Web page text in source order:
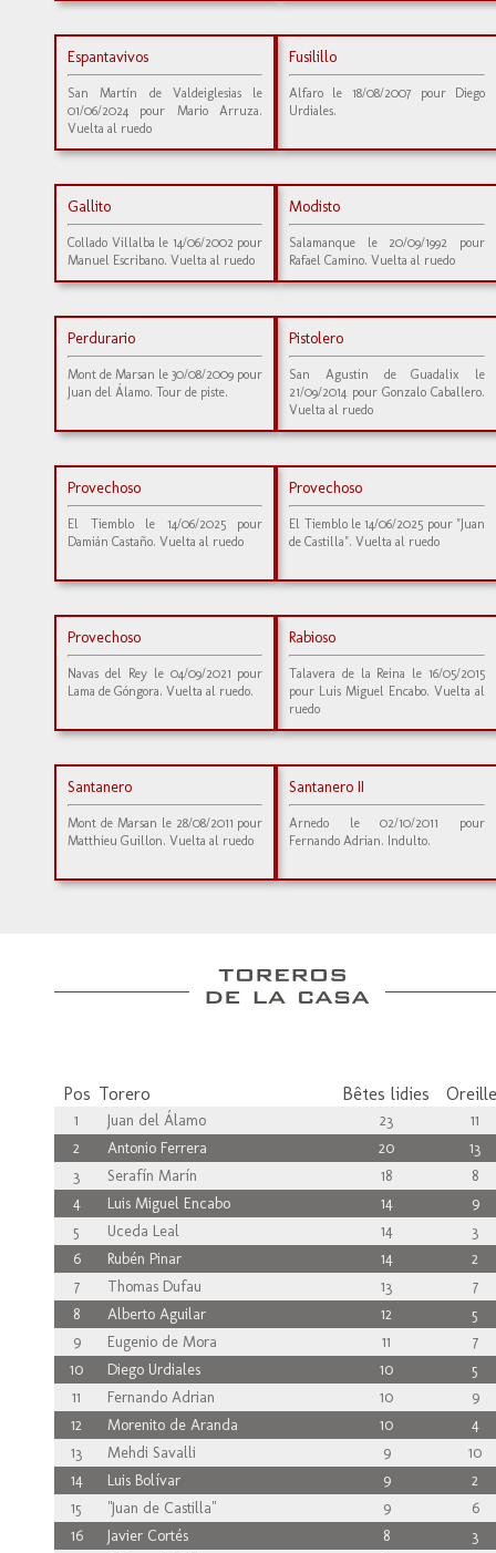
Espantavivos
San Martín de Valdeiglesias le
01/06/2024 pour Mario Arruza.
Vuelta al ruedo
Fusilillo
Alfaro le 18/08/2007 pour Diego
Urdiales.
Gallito
Collado Villalba le 14/06/2002 pour
Manuel Escribano. Vuelta al ruedo
Modisto
Salamanque le 20/09/1992 pour
Rafael Camino. Vuelta al ruedo
Perdurario
Mont de Marsan le 30/08/2009 pour
Juan del Álamo. Tour de piste.
Pistolero
San Agustin de Guadalix le
21/09/2014 pour Gonzalo Caballero.
Vuelta al ruedo
Provechoso
El Tiemblo le 14/06/2025 pour
Damián Castaño. Vuelta al ruedo
Provechoso
El Tiemblo le 14/06/2025 pour "Juan
de Castilla". Vuelta al ruedo
Provechoso
Navas del Rey le 04/09/2021 pour
Lama de Góngora. Vuelta al ruedo.
Rabioso
Talavera de la Reina le 16/05/2015
pour Luis Miguel Encabo. Vuelta al
ruedo
Santanero
Mont de Marsan le 28/08/2011 pour
Matthieu Guillon. Vuelta al ruedo
Santanero II
Arnedo le 02/10/2011 pour
Fernando Adrian. Indulto.
Pos Torero Bêtes lidies
1 Juan del Álamo 23
11
2
Antonio Ferrera 20
13
3
Serafín Marín 18
8
4
Luis Miguel Encabo 14
9
5
Uceda Leal 14
3
6
Rubén Pinar 14
2
7
Thomas Dufau 13
7
8
Alberto Aguilar 12
5
9
Eugenio de Mora 11
7
10
Diego Urdiales 10
5
11
Fernando Adrian 10
9
12
Morenito de Aranda 10
4
13
Mehdi Savalli 9
10
14
Luis Bolívar 9
2
15
"Juan de Castilla" 9
6
16
Javier Cortés 8
3